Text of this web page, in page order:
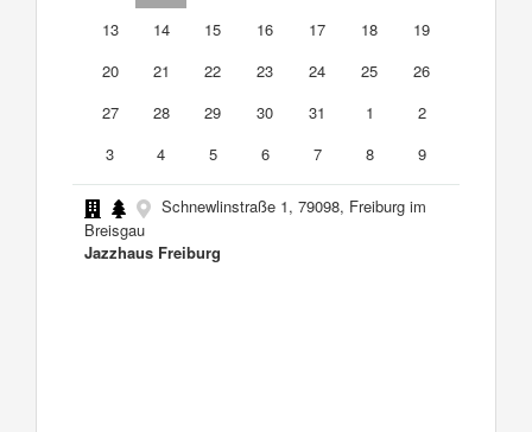
13
14 15 16 17 18
19
20
21 22 23 24 25
26
27
28 29 30 31 1
2
3
4 5 6 7 8 9
Schnewlinstraße 1, 79098, Freiburg im
Breisgau
Jazzhaus Freiburg